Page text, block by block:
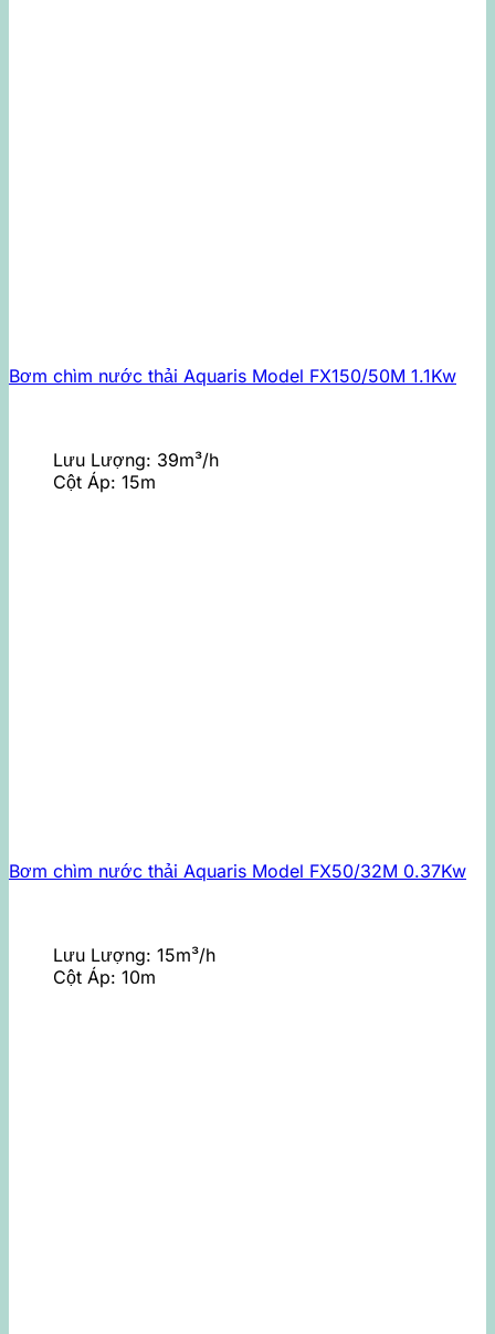
Bơm chìm nước thải Aquaris Model FX150/50M 1.1Kw
Lưu Lượng: 39m³/h
Cột Áp: 15m
Bơm chìm nước thải Aquaris Model FX50/32M 0.37Kw
Lưu Lượng: 15m³/h
Cột Áp: 10m